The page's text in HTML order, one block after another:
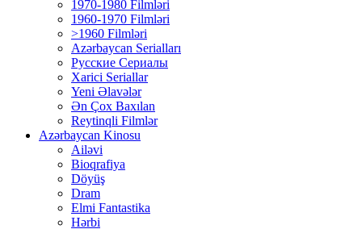
1970-1980 Filmləri
1960-1970 Filmləri
>1960 Filmləri
Azərbaycan Serialları
Русские Сериалы
Xarici Seriallar
Yeni Əlavələr
Ən Çox Baxılan
Reytinqli Filmlər
Azərbaycan Kinosu
Ailəvi
Bioqrafiya
Döyüş
Dram
Elmi Fantastika
Hərbi